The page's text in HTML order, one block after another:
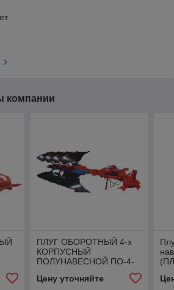
компании
ПЛУГ ОБОРОТНЫЙ 4-х
КОРПУСНЫЙ
ПОЛУНАВЕСНОЙ ПО-4-
Цену уточняйте